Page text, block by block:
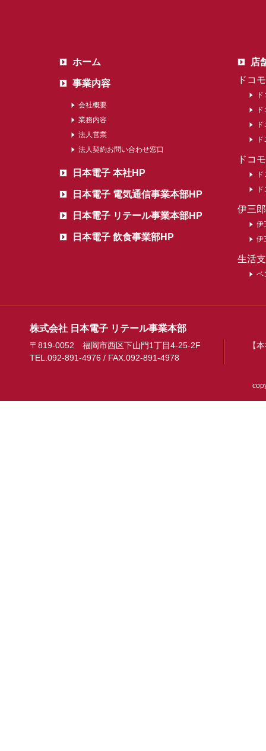
ホーム
事業内容
会社概要
業務内容
法人営業
法人契約お問い合わせ窓口
日本電子 本社HP
日本電子 電気通信事業本部HP
日本電子 リテール事業本部HP
日本電子 飲食事業部HP
店
ドコ
ドコ
伊三
伊
伊
生活
ベ
株式会社 日本電子 リテール事業本部
〒819-0052 福岡市西区下山門1丁目4-25-2F
TEL.092-891-4976 / FAX.092-891-4978
【